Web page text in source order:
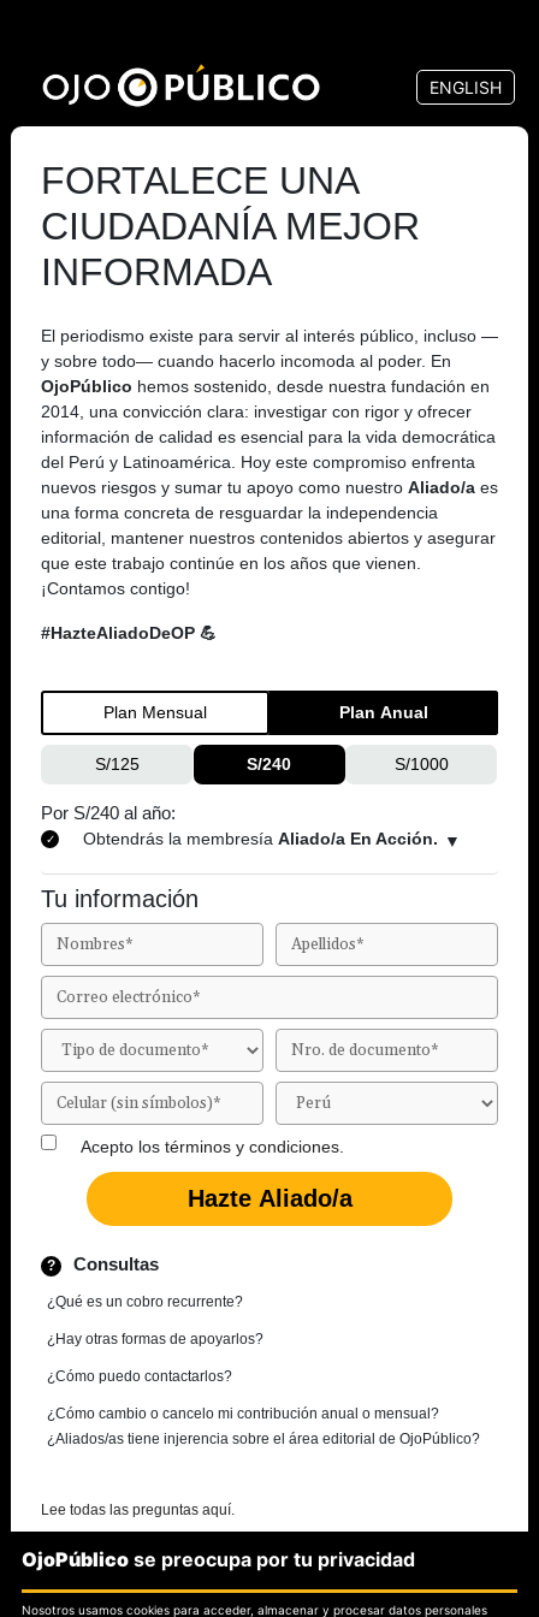
contenido
principal
ENGLISH
FORTALECE UNA
CIUDADANÍA MEJOR
INFORMADA
El periodismo existe para servir al interés público, incluso —
y sobre todo— cuando hacerlo incomoda al poder. En
OjoPúblico hemos sostenido, desde nuestra fundación en
2014, una convicción clara: investigar con rigor y ofrecer
información de calidad es esencial para la vida democrática
del Perú y Latinoamérica. Hoy este compromiso enfrenta
nuevos riesgos y sumar tu apoyo como nuestro Aliado/a es
una forma concreta de resguardar la independencia
editorial, mantener nuestros contenidos abiertos y asegurar
que este trabajo continúe en los años que vienen.
¡Contamos contigo!
#HazteAliadoDeOP 💪
Plan Mensual Plan Anual
S/125 S/240 S/1000
Por S/240 al año:
Obtendrás la membresía Aliado/a En Acción.
Tu información
Acepto los términos y condiciones.
Consultas
¿Qué es un cobro recurrente?
¿Hay otras formas de apoyarlos?
¿Cómo puedo contactarlos?
¿Cómo cambio o cancelo mi contribución anual o mensual?
¿Aliados/as tiene injerencia sobre el área editorial de OjoPúblico?
Lee todas las preguntas aquí.
¿Necesitas más información?
OjoPúblico se preocupa por tu privacidad
Nosotros usamos cookies para acceder, almacenar y procesar datos personales